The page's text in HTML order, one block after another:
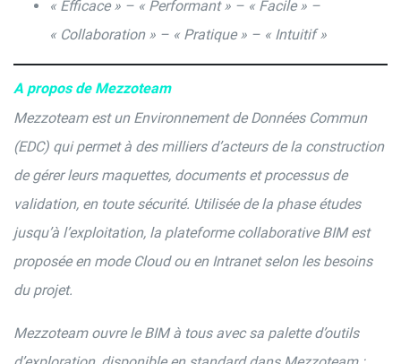
« Efficace » – « Performant » – « Facile » –
« Collaboration » – « Pratique » – « Intuitif »
A propos de Mezzoteam
Mezzoteam est un Environnement de Données Commun
(EDC) qui permet à des milliers d’acteurs de la construction
de gérer leurs maquettes, documents et processus de
validation, en toute sécurité. Utilisée de la phase études
jusqu’à l’exploitation, la plateforme collaborative BIM est
proposée en mode Cloud ou en Intranet selon les besoins
du projet.
Mezzoteam ouvre le BIM à tous avec sa palette d’outils